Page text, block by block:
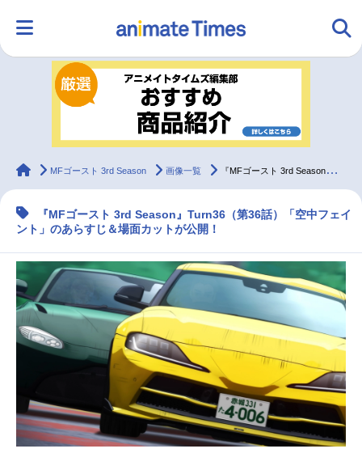
ランキング アニメ
ラジオ グッズ
マンガ・ラノベ ゲーム・アプリ
2.5次元 配信・Vtuber 無料マンガ
最新記事一覧
アニメ記事一覧 声優記事一覧
実写化映画一覧
今期アニメ曜日別一覧
animateTimes
MFゴースト 3rd Season 画像一覧 『MFゴースト 3rd Season』第36話あらすじ＆先行カット
『MFゴースト 3rd Season』Turn36（第36話）「空中フェイ
ント」のあらすじ＆場面カットが公開！